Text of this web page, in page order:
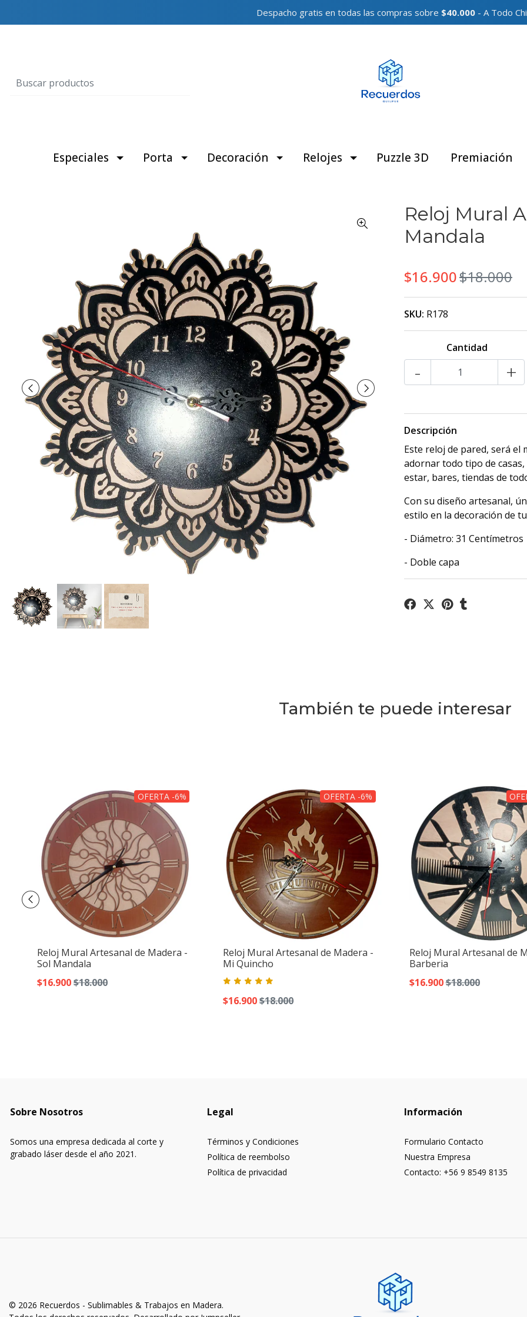
Despacho gratis en todas las compras sobre $40.000 - A Todo
Especiales Porta Decoración Relojes Puzzle 3D Premiación
Reloj Mural
Mandala
$16.900$18.000
SKU: R178
Cantidad
- +
Descripción
Este reloj de pared, será el
adornar todo tipo de
estar, bares, tiendas de
Con su diseño artesanal,
estilo en la decoración de
- Diámetro: 31 Centímetros
- Doble capa
También te puede interesar
OFERTA -6%
Reloj Mural Artesanal de Madera -
Sol Mandala
$16.900$18.000
OFERTA -6%
Reloj Mural Artesanal de Madera -
Mi Quincho
$16.900$18.000
Reloj Mural Artesanal de
Barberia
$16.900$18.000
Sobre Nosotros
Somos una empresa dedicada al corte y
grabado láser desde el año 2021.
Legal
Términos y Condiciones
Política de reembolso
Política de privacidad
Información
Formulario Contacto
Nuestra Empresa
Contacto: +56 9 8549 8135
© 2026 Recuerdos - Sublimables & Trabajos en Madera.